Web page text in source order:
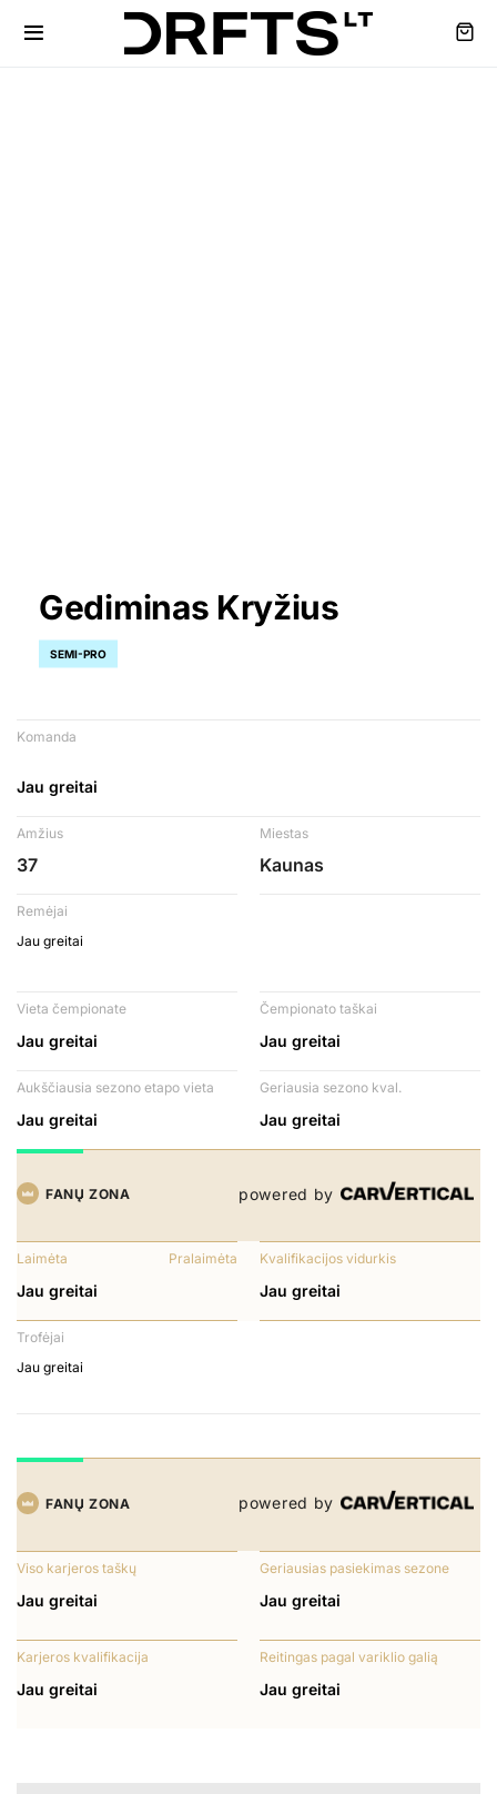
Gediminas Kryžius
SEMI-PRO
Trofėjai
Jau greitai
Komanda
Jau greitai
Amžius
37
Miestas
Kaunas
Remėjai
Jau greitai
Vieta čempionate
Jau greitai
Čempionato taškai
Jau greitai
Aukščiausia sezono etapo vieta
Jau greitai
Geriausia sezono kval.
Jau greitai
FANŲ ZONA powered by
Laimėta Pralaimėta
Jau greitai
Kvalifikacijos vidurkis
Jau greitai
FANŲ ZONA powered by
Viso karjeros taškų
Jau greitai
Geriausias pasiekimas sezone
Jau greitai
Karjeros kvalifikacija
Jau greitai
Reitingas pagal variklio galią
Jau greitai